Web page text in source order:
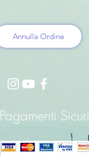
Annulla Ordine
Pagamenti Sicuri